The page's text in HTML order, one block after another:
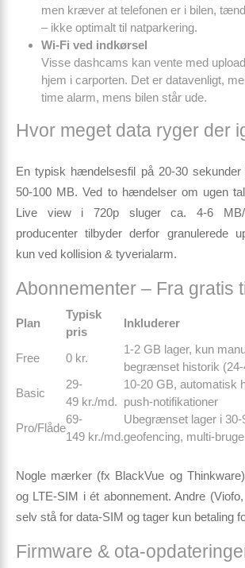
men kræver at telefonen er i bilen,
– ikke optimalt til natparkering.
Wi-Fi ved indkørsel
Visse dashcams kan vente med
hjem i carporten. Det er datavenligt,
time alarm, mens bilen står ude.
Hvor meget data ryger der
En typisk hændelsesfil på 20-30
50-100 MB. Ved to hændelser om ugen
Live view i 720p sluger ca. 4-6 MB/
producenter tilbyder derfor granulerede
kun ved kollision & tyverialarm.
Abonnementer – Fra gratis
Plan
Typisk
pris
Inkluderer
Free 0 kr.
1-2 GB lager, kun
begrænset historik (24-
Basic
29-
49 kr./md.
10-20 GB, automatisk
push-notifikationer
Pro/Flåde
69-
149 kr./md.
Ubegrænset lager i 30-
geofencing, multi-
Nogle mærker (fx BlackVue og
og LTE-SIM i ét abonnement. Andre
selv stå for data-SIM og tager kun betaling
Firmware & ota-